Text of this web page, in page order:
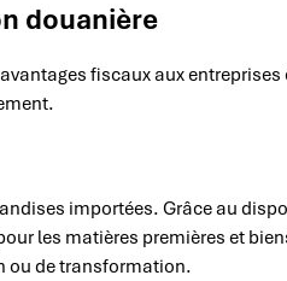
douanière
fiscaux aux
importées. Grâce au
les matières premières et
ou de transformation.